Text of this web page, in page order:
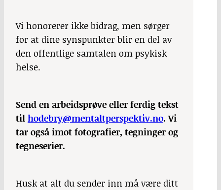
Vi honorerer ikke bidrag, men sørger
for at dine synspunkter blir en del av
den offentlige samtalen om psykisk
helse.
Send en arbeidsprøve eller ferdig tekst
tilhodebry@mentaltperspektiv.no. Vi
tar også imot fotografier, tegninger og
tegneserier.
Husk at alt du sender inn må være ditt